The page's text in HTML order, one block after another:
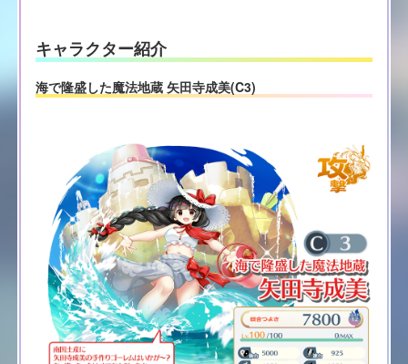
キャラクター紹介
海で隆盛した魔法地蔵 矢田寺成美(C3)